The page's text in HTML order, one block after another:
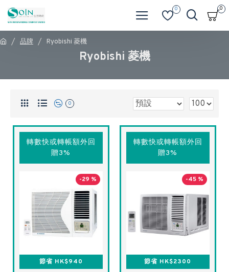
0 0
品牌 Ryobishi 菱機
Ryobishi 菱機
0
轉數快或轉帳額外回
贈3%
-29 %
節省 HK$940
轉數快或轉帳額外回
贈3%
-45 %
節省 HK$2300